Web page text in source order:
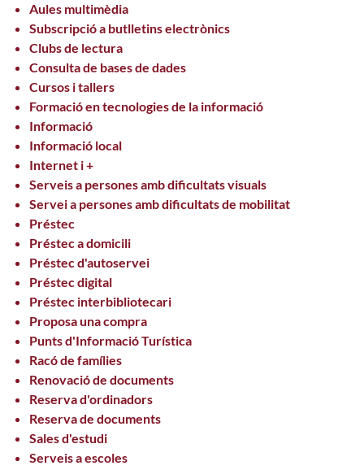
Aules multimèdia
Subscripció a butlletins electrònics
Clubs de lectura
Consulta de bases de dades
Cursos i tallers
Formació en tecnologies de la informació
Informació
Informació local
Internet i +
Serveis a persones amb dificultats visuals
Servei a persones amb dificultats de mobilitat
Préstec
Préstec a domicili
Préstec d'autoservei
Préstec digital
Préstec interbibliotecari
Proposa una compra
Punts d'Informació Turística
Racó de famílies
Renovació de documents
Reserva d'ordinadors
Reserva de documents
Sales d'estudi
Serveis a escoles